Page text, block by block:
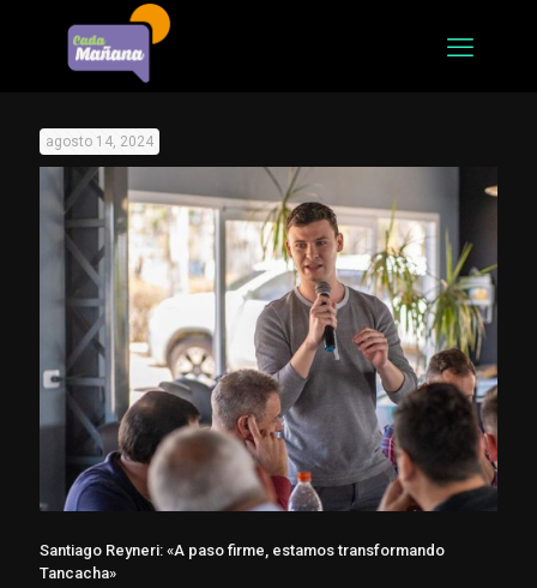
agosto 14, 2024
Santiago Reyneri: «A paso firme, estamos transformando
Tancacha»